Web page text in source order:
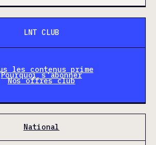
LNT CLUB
les contenus prime
Pourquoi s'abonner
Nos offres club
National